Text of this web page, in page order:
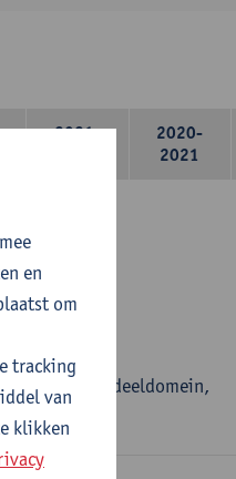
2021-
2020-
2021
per deeldomein,
en
om
tracking
van
klikken